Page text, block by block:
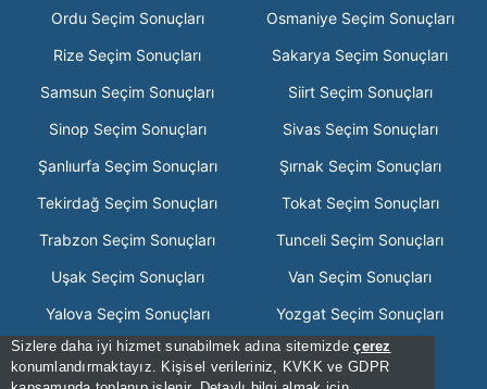
Sizlere daha iyi hizmet sunabilmek adına sitemizdeçerez
konumlandırmaktayız. Kişisel verileriniz, KVKK ve GDPR
Ordu Seçim Sonuçları
Osmaniye Seçim Sonuçları
Rize Seçim Sonuçları
Sakarya Seçim Sonuçları
Samsun Seçim Sonuçları
Siirt Seçim Sonuçları
Sinop Seçim Sonuçları
Sivas Seçim Sonuçları
Şanlıurfa Seçim Sonuçları
Şırnak Seçim Sonuçları
Tekirdağ Seçim Sonuçları
Tokat Seçim Sonuçları
Trabzon Seçim Sonuçları
Tunceli Seçim Sonuçları
Uşak Seçim Sonuçları
Van Seçim Sonuçları
Yalova Seçim Sonuçları
Yozgat Seçim Sonuçları
Zonguldak Seçim Sonuçları